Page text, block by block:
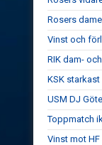
Rosers
Vinst och
RIK dam-
KSK
USM DJ
Toppmatch
Vinst mot HF